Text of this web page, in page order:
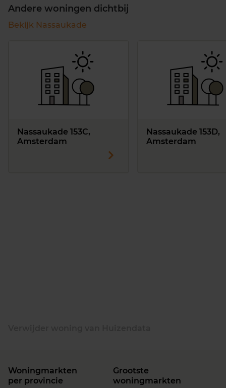
Andere woningen dichtbij
Bekijk Nassaukade
Nassaukade 153C,
Amsterdam
Nassaukade 153D,
Amsterdam
Woningmarkten
per provincie
Grootste
woningmarkten